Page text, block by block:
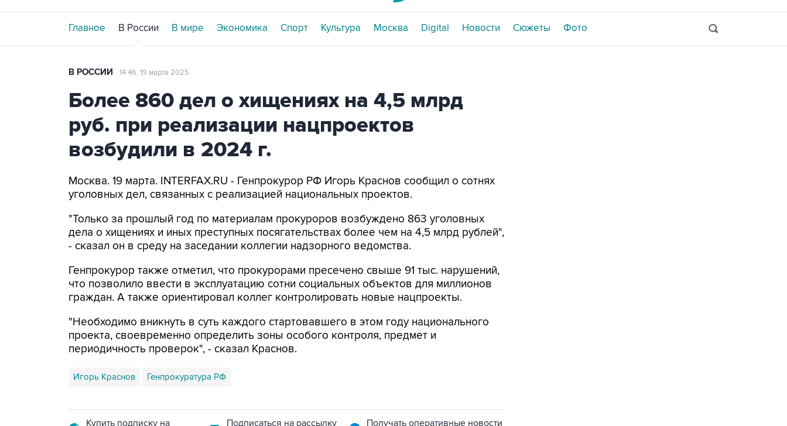
Главное В России В мире Экономика Спорт Культура Москва Digital Новости Сюжеты Фото
В РОССИИ 14:46, 19 марта 2025
Более 860 дел о хищениях на 4,5 млрд
руб. при реализации нацпроектов
возбудили в 2024 г.
Москва. 19 марта. INTERFAX.RU - Генпрокурор РФ Игорь Краснов сообщил о сотнях
уголовных дел, связанных с реализацией национальных проектов.
"Только за прошлый год по материалам прокуроров возбуждено 863 уголовных
дела о хищениях и иных преступных посягательствах более чем на 4,5 млрд рублей",
- сказал он в среду на заседании коллегии надзорного ведомства.
Генпрокурор также отметил, что прокурорами пресечено свыше 91 тыс. нарушений,
что позволило ввести в эксплуатацию сотни социальных объектов для миллионов
граждан. А также ориентировал коллег контролировать новые нацпроекты.
"Необходимо вникнуть в суть каждого стартовавшего в этом году национального
проекта, своевременно определить зоны особого контроля, предмет и
периодичность проверок", - сказал Краснов.
Игорь Краснов Генпрокуратура РФ
Купить подписку на
Подписаться на рассылку
Получать оперативные новости